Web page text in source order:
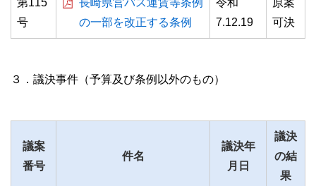
第115
号
長崎県営バス運賃等条例
の一部を改正する条例
令和
7.12.19
原案
可決
３．議決事件（予算及び条例以外のもの）
議案
番号
件名
議決年
月日
議決
の結
果